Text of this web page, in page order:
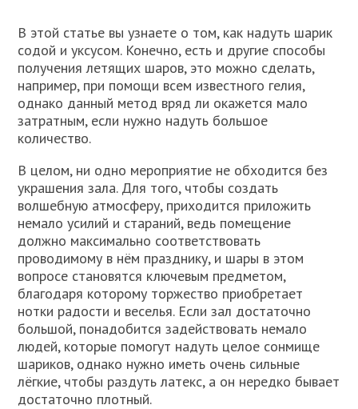
В этой статье вы узнаете о том, как надуть шарик
содой и уксусом. Конечно, есть и другие способы
получения летящих шаров, это можно сделать,
например, при помощи всем известного гелия,
однако данный метод вряд ли окажется мало
затратным, если нужно надуть большое
количество.
В целом, ни одно мероприятие не обходится без
украшения зала. Для того, чтобы создать
волшебную атмосферу, приходится приложить
немало усилий и стараний, ведь помещение
должно максимально соответствовать
проводимому в нём празднику, и шары в этом
вопросе становятся ключевым предметом,
благодаря которому торжество приобретает
нотки радости и веселья. Если зал достаточно
большой, понадобится задействовать немало
людей, которые помогут надуть целое сонмище
шариков, однако нужно иметь очень сильные
лёгкие, чтобы раздуть латекс, а он нередко бывает
достаточно плотный.